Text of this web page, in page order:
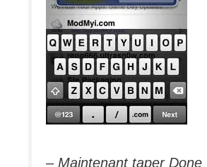
– Maintenant taper Done